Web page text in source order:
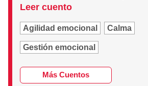
Leer cuento
Agilidad emocional Calma
Gestión emocional
Más Cuentos